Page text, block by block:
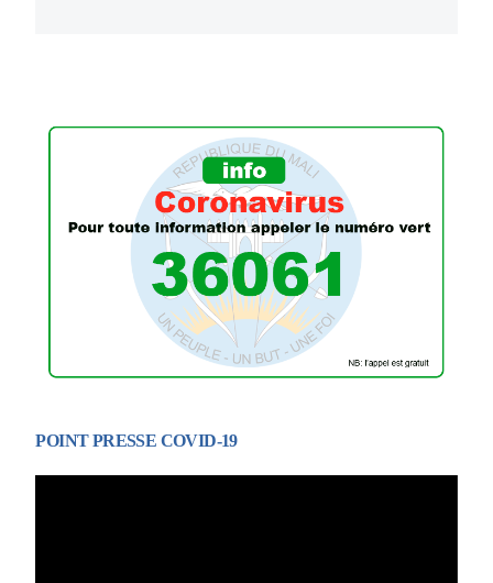
POINT PRESSE COVID-19